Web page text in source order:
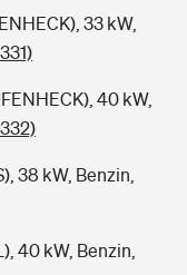
33 kW,
40 kW,
38 kW, Benzin,
40 kW, Benzin,